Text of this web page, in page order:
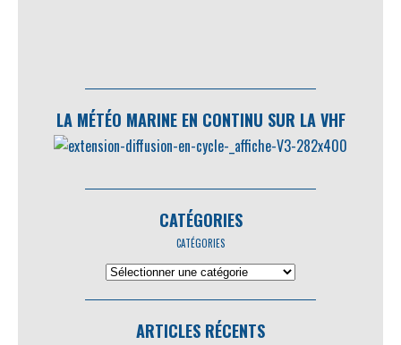
LA MÉTÉO MARINE EN CONTINU SUR LA VHF
CATÉGORIES
CATÉGORIES
ARTICLES RÉCENTS